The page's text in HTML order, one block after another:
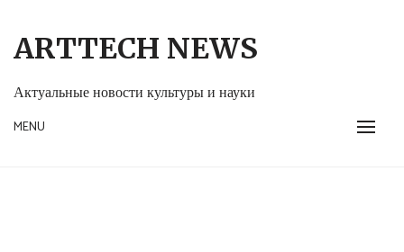
content
ARTTECH NEWS
Актуальные новости культуры и науки
MENU